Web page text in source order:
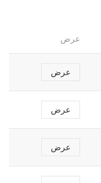
عرض
عرض
عرض
عرض